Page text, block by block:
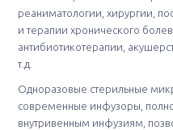
реаниматологии, хирургии,
и терапии хронического
антибиотикотерапии,
т.д.
Одноразовые стерильные
современные инфузоры,
внутривенным инфузиям,